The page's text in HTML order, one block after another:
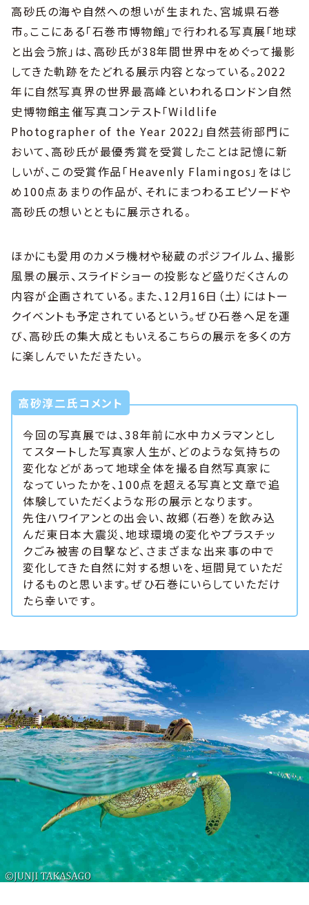
高砂氏の海や自然への想いが生まれた、宮城県石巻
市。ここにある「石巻市博物館」で行われる写真展「地球
と出会う旅」は、高砂氏が38年間世界中をめぐって撮影
してきた軌跡をたどれる展示内容となっている。2022
年に自然写真界の世界最高峰といわれるロンドン自然
史博物館主催写真コンテスト「Wildlife
Photographer of the Year 2022」自然芸術部門に
おいて、高砂氏が最優秀賞を受賞したことは記憶に新
しいが、この受賞作品「Heavenly Flamingos」をはじ
め100点あまりの作品が、それにまつわるエピソードや
高砂氏の想いとともに展示される。
ほかにも愛用のカメラ機材や秘蔵のポジフイルム、撮影
風景の展示、スライドショーの投影など盛りだくさんの
内容が企画されている。また、12月16日（土）にはトー
クイベントも予定されているという。ぜひ石巻へ足を運
び、高砂氏の集大成ともいえるこちらの展示を多くの方
に楽しんでいただきたい。
高砂淳二氏コメント
今回の写真展では、38年前に水中カメラマンとし
てスタートした写真家人生が、どのような気持ちの
変化などがあって地球全体を撮る自然写真家に
なっていったかを、100点を超える写真と文章で追
体験していただくような形の展示となります。
先住ハワイアンとの出会い、故郷（石巻）を飲み込
んだ東日本大震災、地球環境の変化やプラスチッ
クごみ被害の目撃など、さまざまな出来事の中で
変化してきた自然に対する想いを、垣間見ていただ
けるものと思います。ぜひ石巻にいらしていただけ
たら幸いです。